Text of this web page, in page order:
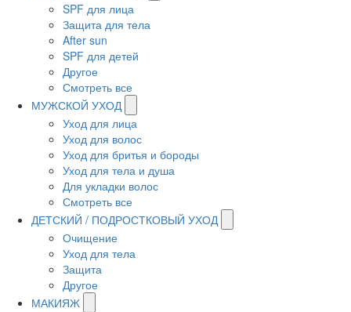
SPF для лица
Защита для тела
After sun
SPF для детей
Другое
Смотреть все
МУЖСКОЙ УХОД
Уход для лица
Уход для волос
Уход для бритья и бороды
Уход для тела и душа
Для укладки волос
Смотреть все
ДЕТСКИЙ / ПОДРОСТКОВЫЙ УХОД
Очищение
Уход для тела
Защита
Другое
МАКИЯЖ